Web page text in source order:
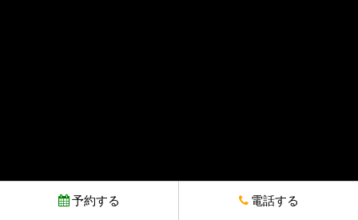
予約する 電話する